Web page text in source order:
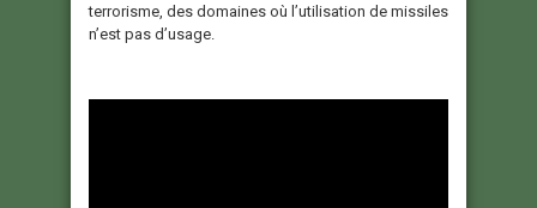
terrorisme, des domaines où l’utilisation de missiles
n’est pas d’usage.